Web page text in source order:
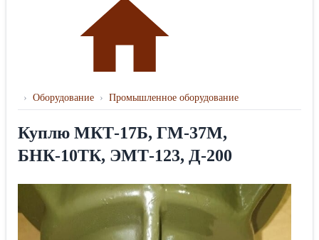
› Оборудование › Промышленное оборудование
Куплю МКТ-17Б, ГМ-37М,
БНК-10ТК, ЭМТ-123, Д-200